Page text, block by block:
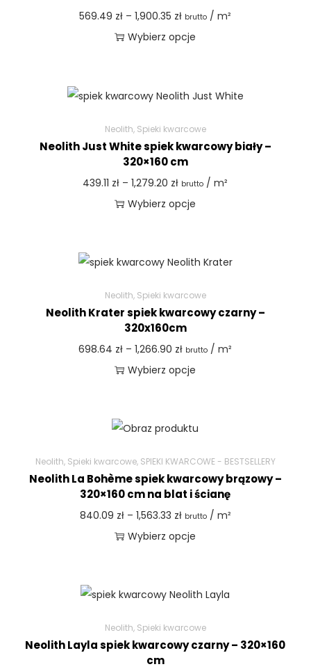
569.49 zł – 1,900.35 zł brutto / m²
Wybierz opcje
Neolith, Spieki kwarcowe
Neolith Just White spiek kwarcowy biały –
320×160 cm
439.11 zł – 1,279.20 zł brutto / m²
Wybierz opcje
Neolith, Spieki kwarcowe
Neolith Krater spiek kwarcowy czarny –
320x160cm
698.64 zł – 1,266.90 zł brutto / m²
Wybierz opcje
Neolith, Spieki kwarcowe, SPIEKI KWARCOWE - BESTSELLERY
Neolith La Bohème spiek kwarcowy brązowy –
320×160 cm na blat i ścianę
840.09 zł – 1,563.33 zł brutto/ m²
Wybierz opcje
Neolith, Spieki kwarcowe
Neolith Layla spiek kwarcowy czarny – 320×160
cm